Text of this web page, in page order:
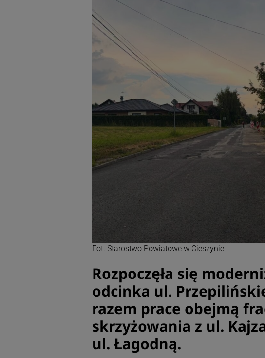
Fot. Starostwo Powiatowe w Cieszynie
Rozpoczęła się
odcinka ul.
razem prace obejmą
skrzyżowania z ul.
ul. Łagodną.